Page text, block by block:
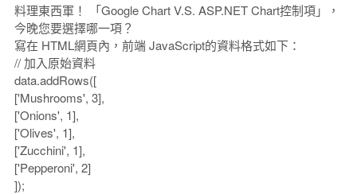
料理東西軍！ 「Google Chart V.S. ASP.NET Chart控制項」，
今晚您要選擇哪一項？
寫在 HTML網頁內，前端 JavaScript的資料格式如下：
// 加入原始資料
data.addRows([
['Mushrooms', 3],
['Onions', 1],
['Olives', 1],
['Zucchini', 1],
['Pepperoni', 2]
]);